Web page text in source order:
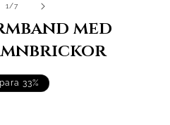
1//7
med
33%